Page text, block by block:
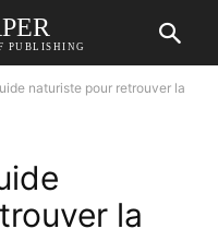
PUBLISHING
naturiste pour retrouver la
la